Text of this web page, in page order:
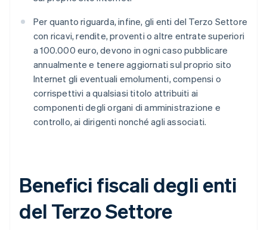
Per quanto riguarda, infine, gli enti del Terzo Settore
con ricavi, rendite, proventi o altre entrate superiori
a 100.000 euro, devono in ogni caso pubblicare
annualmente e tenere aggiornati sul proprio sito
Internet gli eventuali emolumenti, compensi o
corrispettivi a qualsiasi titolo attribuiti ai
componenti degli organi di amministrazione e
controllo, ai dirigenti nonché agli associati.
Benefici fiscali degli enti
del Terzo Settore